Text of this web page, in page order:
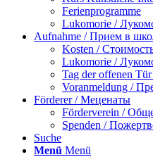
Ferienprogramme
Lukomorie /
Aufnahme / Прием в
Kosten /
Lukomorie /
Tag der offenen
Voranmeldung /
Förderer / Меценаты
Förderverein /
Spenden /
Suche
Menü Menü